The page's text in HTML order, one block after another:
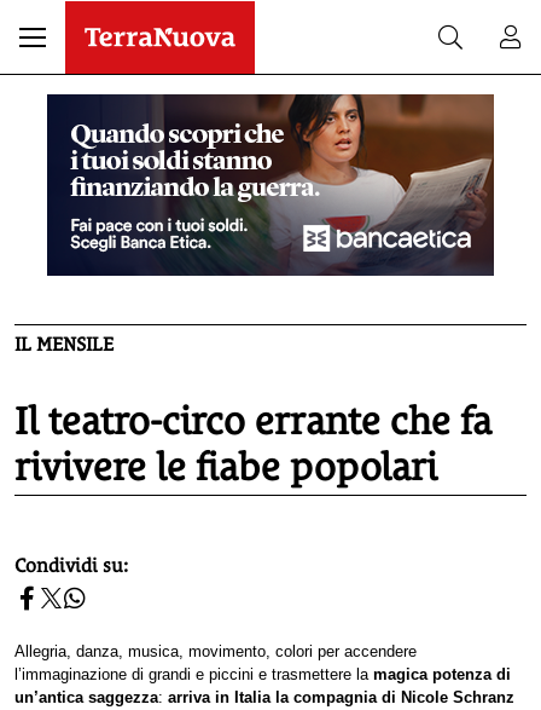
IL MENSILE
Il teatro-circo errante che fa
rivivere le fiabe popolari
homepage h2
Condividi su:
Allegria, danza, musica, movimento, colori per accendere
l’immaginazione di grandi e piccini e trasmettere la magica potenza di
un’antica saggezza: arriva in Italia la compagnia di Nicole Schranz